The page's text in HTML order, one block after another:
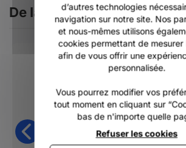
De la même catégorie
d’autres technologies
navigation sur notre site. Nos
et nous-mêmes utilisons
cookies permettant de mesurer
afin de vous offrir une
personnalisée.
Vous pourrez modifier vos
tout moment en cliquant sur
bas de n'importe quelle
Refuser les cookies